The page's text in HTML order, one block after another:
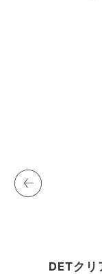
DETクリ